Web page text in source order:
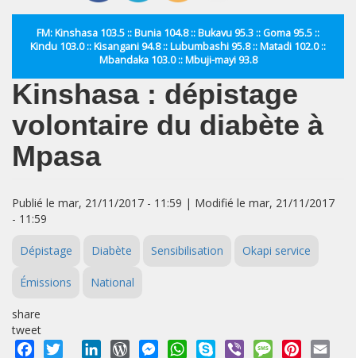
FM: Kinshasa 103.5 :: Bunia 104.8 :: Bukavu 95.3 :: Goma 95.5 ::
Kindu 103.0 :: Kisangani 94.8 :: Lubumbashi 95.8 :: Matadi 102.0 ::
Mbandaka 103.0 :: Mbuji-mayi 93.8
Kinshasa : dépistage
volontaire du diabète à
Mpasa
Publié le mar, 21/11/2017 - 11:59 | Modifié le mar, 21/11/2017
- 11:59
Dépistage Diabète Sensibilisation Okapi service
Émissions National
share
tweet
Facebook
Twitter LinkedInWordPressMessengerWhatsApp
Skype Viber MessagePinterest